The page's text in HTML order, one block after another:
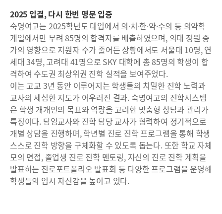
2025 입결, 다시 한번 명문 입증
숙명여고는 2025학년도 대입에서 의·치·한·약·수의 등 의약학
계열에서만 무려 85명의 합격자를 배출하였으며, 의대 정원 증
가의 영향으로 지원자 수가 줄어든 상황에서도 서울대 10명, 연
세대 34명, 고려대 41명으로 SKY 대학에 총 85명의 학생이 합
격하여 수도권 최상위권 진학 실적을 보여주었다.
이는 고교 3년 동안 이루어지는 학생들의 치밀한 진학 노력과
교사의 세심한 지도가 어우러진 결과. 숙명여고의 진학시스템
은 학생 개개인의 목표와 역량을 고려한 맞춤형 상담과 관리가
특징이다. 담임교사와 진학 담당 교사가 협력하여 정기적으로
개별 상담을 진행하며, 학년별 진로 진학 프로그램을 통해 학생
스스로 진학 방향을 구체화할 수 있도록 돕는다. 또한 학교 자체
모의 면접, 졸업생 진로 진학 멘토링, 자신의 진로 진학 계획을
발표하는 진로포트폴리오 발표회 등 다양한 프로그램을 운영해
학생들의 입시 자신감을 높이고 있다.